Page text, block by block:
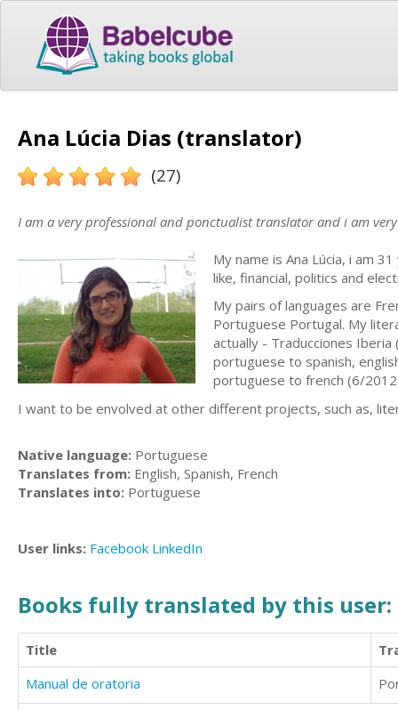
Ana Lúcia Dias (translator)
(27)
I am a very professional and ponctualist translator and i am
My name is Ana Lúcia, i am
like, financial, politics and
My pairs of languages are
Portuguese Portugal. My
actually - Traducciones
portuguese to spanish,
portuguese to french (6/
I want to be envolved at other different projects, such as,
Native language: Portuguese
Translates from: English, Spanish, French
Translates into: Portuguese
User links: Facebook LinkedIn
Books fully translated by this user:
Title
Manual de oratoria